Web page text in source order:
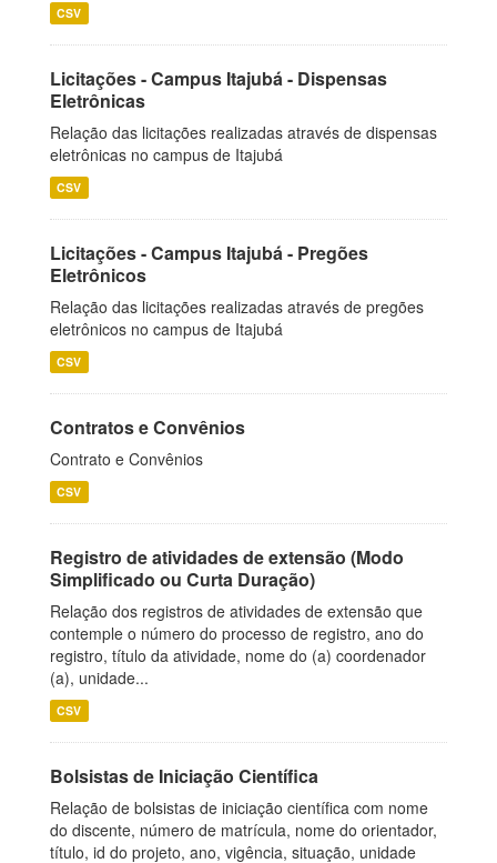
CSV
Licitações - Campus Itajubá - Dispensas
Eletrônicas
Relação das licitações realizadas através de dispensas
eletrônicas no campus de Itajubá
CSV
Licitações - Campus Itajubá - Pregões
Eletrônicos
Relação das licitações realizadas através de pregões
eletrônicos no campus de Itajubá
CSV
Contratos e Convênios
Contrato e Convênios
CSV
Registro de atividades de extensão (Modo
Simplificado ou Curta Duração)
Relação dos registros de atividades de extensão que
contemple o número do processo de registro, ano do
registro, título da atividade, nome do (a) coordenador
(a), unidade...
CSV
Bolsistas de Iniciação Científica
Relação de bolsistas de iniciação científica com nome
do discente, número de matrícula, nome do orientador,
título, id do projeto, ano, vigência, situação, unidade